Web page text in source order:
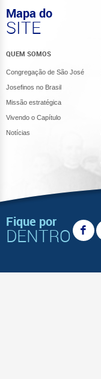
Mapa do
SITE
QUEM SOMOS
Congregação de São José
Josefinos no Brasil
Missão estratégica
Vivendo o Capítulo
Notícias
Fique por
DENTRO